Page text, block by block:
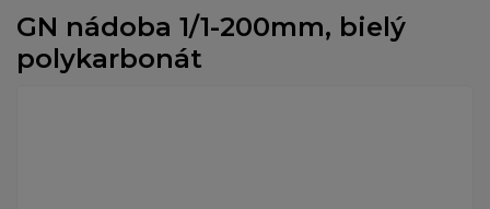
GN nádoba 1/1-200mm, bielý
polykarbonát